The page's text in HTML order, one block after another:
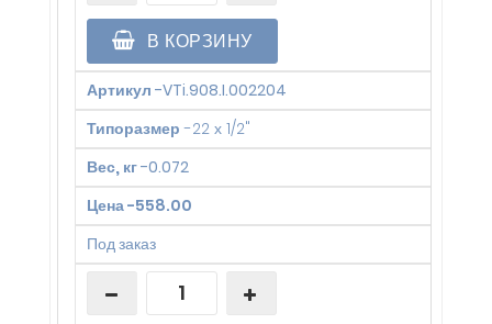
В КОРЗИНУ
Артикул -VTi.908.I.002204
Типоразмер -22 х 1/2"
Вес, кг-0.072
Цена-558.00
Под заказ